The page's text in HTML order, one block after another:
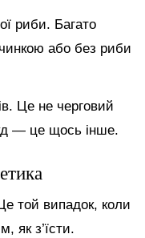
риби. Багато
або без риби
Це не черговий
— це щось інше.
той випадок, коли
як з’їсти.